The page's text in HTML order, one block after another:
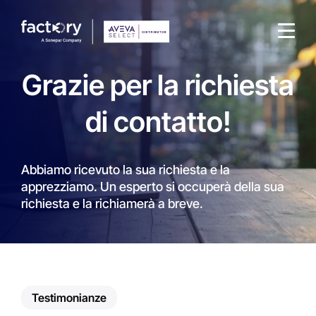
Che cosa sta cercando ?
Grazie per la richiesta
di contatto!
Abbiamo ricevuto la sua richiesta e la
apprezziamo. Un esperto si occuperà della sua
richiesta e la richiamerà a breve.
Testimonianze